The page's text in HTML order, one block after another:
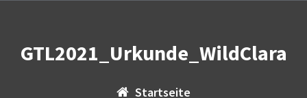
GTL2021_Urkunde_WildClara
Startseite